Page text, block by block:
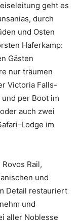
geht es
durch
und Osten
Haferkamp:
Gästen
nur träumen
Victoria Falls-
per Boot im
auch zwei
Lodge im
Rovos Rail,
und
Detail restauriert
und
aller Noblesse